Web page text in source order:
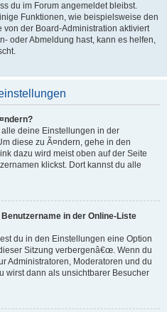
du im Forum angemeldet bleibst.
Funktionen, wie beispielsweise den
der Board-Administration aktiviert
oder Abmeldung hast, kann es helfen,
deine Einstellungen in der
diese zu Ã¤ndern, gehe in den
dazu wird meist oben auf der Seite
klickst. Dort kannst du alle
in der Online-Liste
du in den Einstellungen eine Option
Sitzung verbergenâ€œ. Wenn du
Administratoren, Moderatoren und du
wirst dann als unsichtbarer Besucher